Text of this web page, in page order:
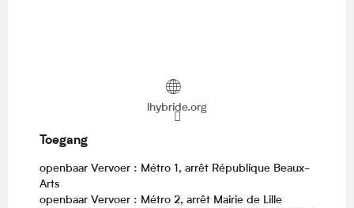
lhybride.org
Toegang
Toegang
openbaar Vervoer : Métro 1, arrêt République Beaux-
Arts
openbaar Vervoer : Métro 2, arrêt Mairie de Lille